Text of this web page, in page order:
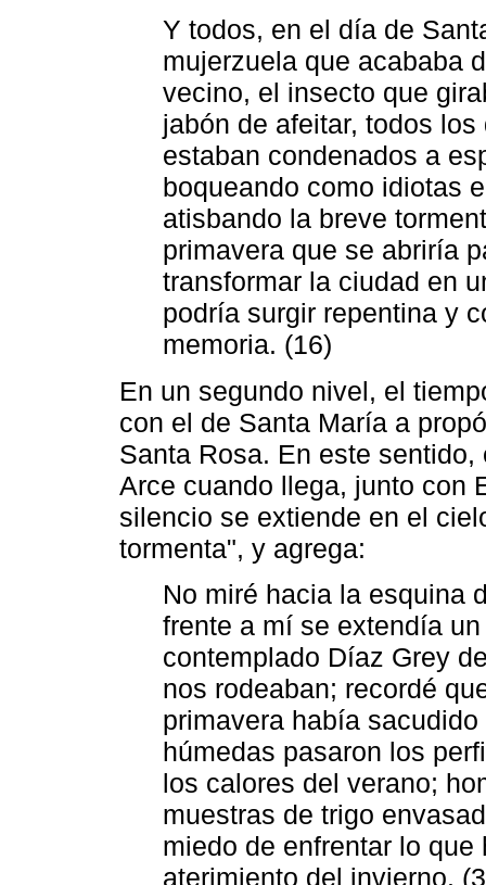
Y todos, en el día de
mujerzuela que acababa
vecino, el insecto que
jabón de afeitar, todos
estaban condenados a
boqueando como idiotas
atisbando la breve
primavera que se abriría
transformar la ciudad en
podría surgir repentina y
memoria. (16)
En un segundo nivel, el
con el de Santa María a
Santa Rosa. En este
Arce cuando llega, junto con
silencio se extiende en el
tormenta", y agrega:
No miré hacia la esquina
frente a mí se extendía
contemplado Díaz Grey
nos rodeaban; recordé
primavera había
húmedas pasaron los
los calores del verano;
muestras de trigo
miedo de enfrentar lo
aterimiento del invierno.